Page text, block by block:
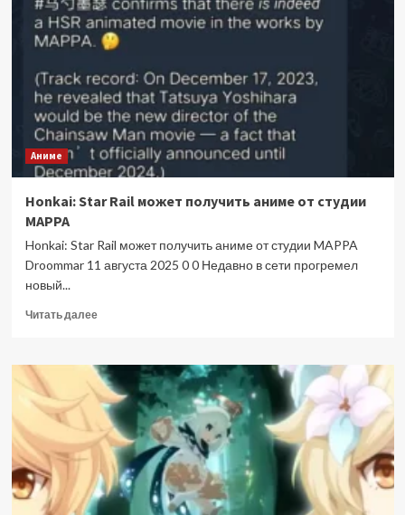
Аниме
Honkai: Star Rail может получить аниме от студии
MAPPA
Honkai: Star Rail может получить аниме от студии MAPPA
Droommar 11 августа 2025 0 0 Недавно в сети прогремел
новый...
Читать далееПрочитать
Honkai:
Star
Rail
может
получить
аниме
студии
MAPPA